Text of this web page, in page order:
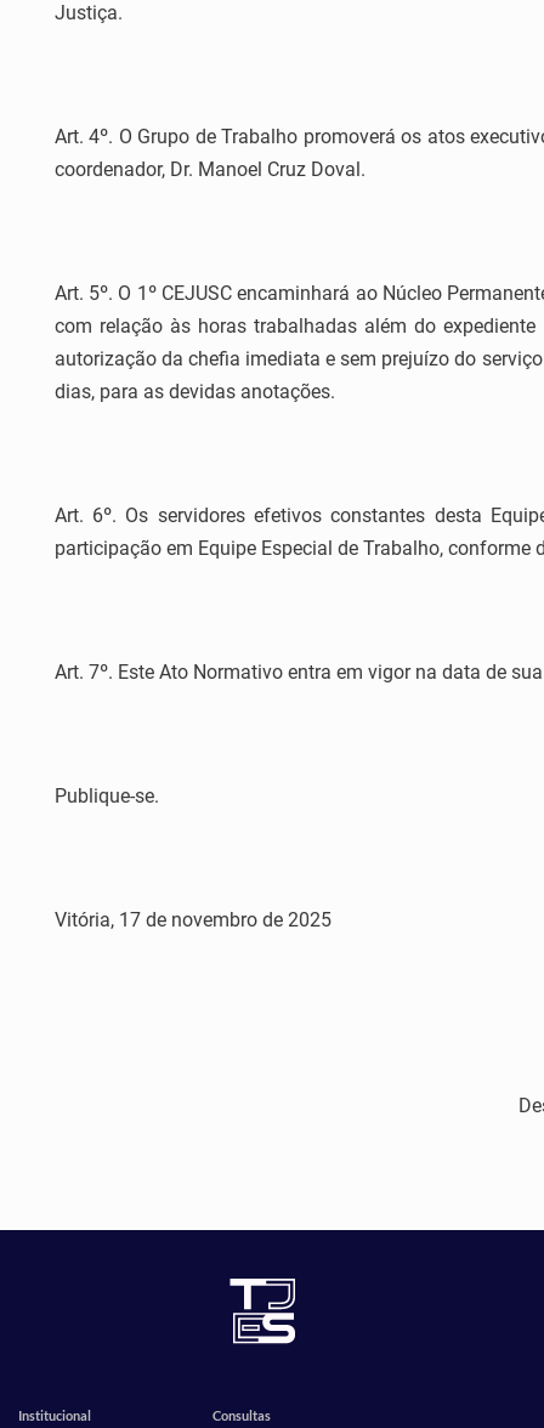
Justiça.
Art. 4º. O Grupo de Trabalho promoverá os atos
coordenador, Dr. Manoel Cruz Doval.
Art. 5º. O 1º CEJUSC encaminhará ao Núcleo
com relação às horas trabalhadas além do
autorização da chefia imediata e sem prejuízo do
dias, para as devidas anotações.
Art. 6º. Os servidores efetivos constantes desta
participação em Equipe Especial de Trabalho,
Art. 7º. Este Ato Normativo entra em vigor na data de
Publique-se.
Vitória, 17 de novembro de 2025
Institucional Consultas